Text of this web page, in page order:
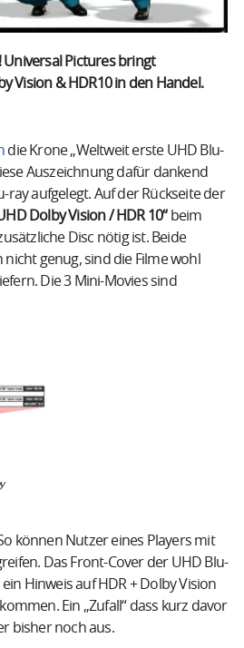
Universal Pictures bringt
Vision & HDR10 in den Handel.
die Krone „Weltweit erste UHD Blu-
Auszeichnung dafür dankend
ray aufgelegt. Auf der Rückseite der
Dolby Vision / HDR 10“beim
Disc nötig ist. Beide
genug, sind die Filme wohl
Die 3 Mini-Movies sind
können Nutzer eines Players mit
Das Front-Cover der UHD Blu-
Hinweis auf HDR + Dolby Vision
Ein „Zufall“ dass kurz davor
bisher noch aus.